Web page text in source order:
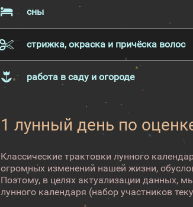
сны
стрижка, окраска и причёска волос
работа в саду и огороде
1 лунный день по
Классические трактовки лунного
огромных изменений нашей жизни,
Поэтому, в целях актуализации данных,
лунного календаря (набор участников